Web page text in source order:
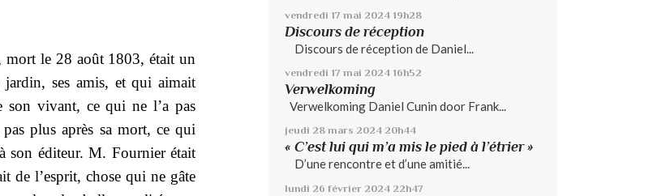
le 28 août 1803, était un
ses amis, et qui aimait
son vivant, ce qui ne l’a pas
plus après sa mort, ce qui
son éditeur. M. Fournier était
de l’esprit, chose qui ne gâte
vendredi 17 mai 2024 19h28
Discours de réception
Discours de réception de Daniel...
vendredi 17 mai 2024 16h52
Verwelkoming
Verwelkoming Daniel Cunin door Frank...
jeudi 28 mars 2024 20h44
« C’est lui qui m’a mis le pied à l’étrier »
D’une rencontre et d’une amitié...
lundi 26 février 2024 22h47